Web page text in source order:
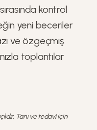
kontrol
yeni beceriler
ve özgeçmiş
toplantılar
Tanı ve tedavi için